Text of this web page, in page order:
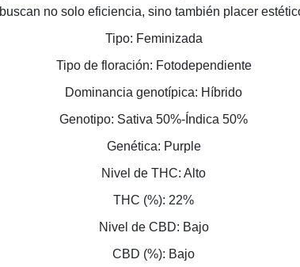
buscan no solo eficiencia, sino también placer
Tipo: Feminizada
Tipo de floración: Fotodependiente
Dominancia genotípica: Híbrido
Genotipo: Sativa 50%-Índica 50%
Genética: Purple
Nivel de THC: Alto
THC (%): 22%
Nivel de CBD: Bajo
CBD (%): Bajo